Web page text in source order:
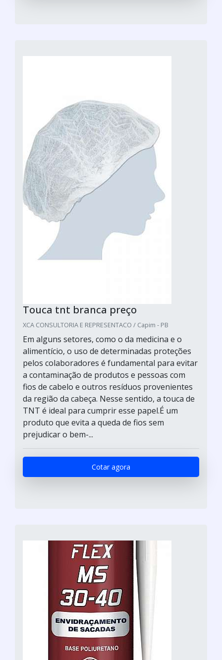
Touca tnt branca preço
XCA CONSULTORIA E REPRESENTACO / Capim - PB
Em alguns setores, como o da medicina e o
alimentício, o uso de determinadas proteções
pelos colaboradores é fundamental para evitar
a contaminação de produtos e pessoas com
fios de cabelo e outros resíduos provenientes
da região da cabeça. Nesse sentido, a touca de
TNT é ideal para cumprir esse papel.É um
produto que evita a queda de fios sem
prejudicar o bem-...
Cotar agora